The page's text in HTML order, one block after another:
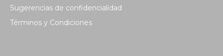
Sugerencias de confidencialidad
Términos y Condiciones